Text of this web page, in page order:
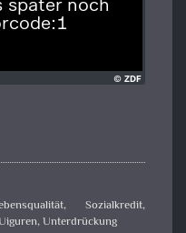
,Sozialkredit,
,Unterdrückung